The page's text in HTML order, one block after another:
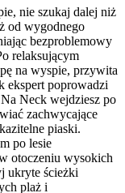
nie szukaj dalej niż
od wygodnego
bezproblemowy
relaksującym
na wyspie, przywita
ekspert poprowadzi
Neck wejdziesz po
zachwycające
piaski.
po lesie
otoczeniu wysokich
ukryte ścieżki
plaż i